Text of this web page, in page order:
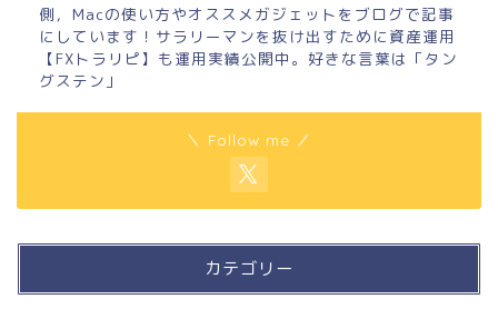
側，Macの使い方やオススメガジェットをブログで記事
にしています！サラリーマンを抜け出すために資産運用
【FXトラリピ】も運用実績公開中。好きな言葉は「タン
グステン」
＼ Follow me ／
カテゴリー